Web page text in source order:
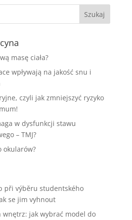
masę ciała?
wpływają na jakość snu i
czyli jak zmniejszyć ryzyko
w dysfunkcji stawu
– TMJ?
okularów?
při výběru studentského
se jim vyhnout
wnętrz: jak wybrać model do